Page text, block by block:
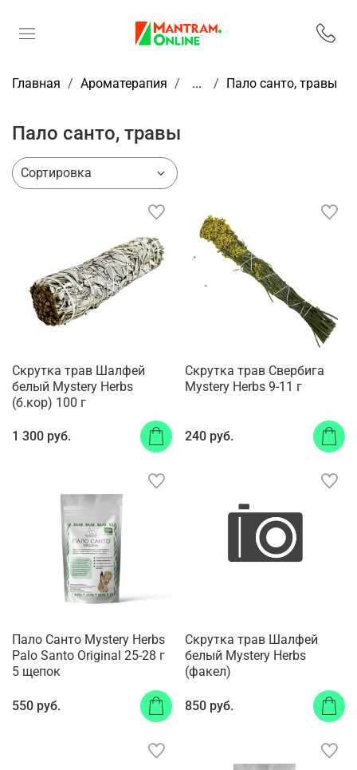
Главная Ароматерапия ... Пало санто, травы
Пало санто, травы
Скрутка трав Шалфей
белый Mystery Herbs
(б.кор) 100 г
1 300 руб.
Скрутка трав Свербига
Mystery Herbs 9-11 г
240 руб.
Пало Санто Mystery Herbs
Palo Santo Original 25-28 г
5 щепок
550 руб.
Скрутка трав Шалфей
белый Mystery Herbs
(факел)
850 руб.